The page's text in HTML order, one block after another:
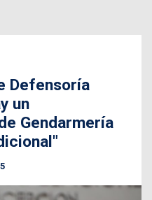
Defensoría
un
Gendarmería